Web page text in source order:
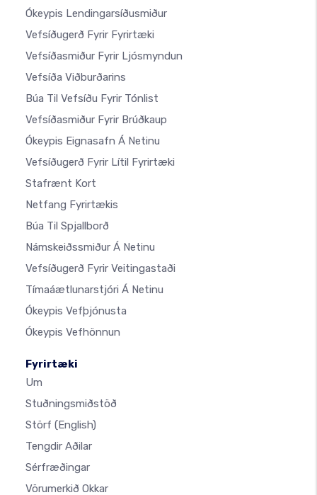
Ókeypis Lendingarsíðusmiður
Vefsíðugerð Fyrir Fyrirtæki
Vefsíðasmiður Fyrir Ljósmyndun
Vefsíða Viðburðarins
Búa Til Vefsíðu Fyrir Tónlist
Vefsíðasmiður Fyrir Brúðkaup
Ókeypis Eignasafn Á Netinu
Vefsíðugerð Fyrir Lítil Fyrirtæki
Stafrænt Kort
Netfang Fyrirtækis
Búa Til Spjallborð
Námskeiðssmiður Á Netinu
Vefsíðugerð Fyrir Veitingastaði
Tímaáætlunarstjóri Á Netinu
Ókeypis Vefþjónusta
Ókeypis Vefhönnun
Fyrirtæki
Um
Stuðningsmiðstöð
Störf (English)
Tengdir Aðilar
Sérfræðingar
Vörumerkið Okkar